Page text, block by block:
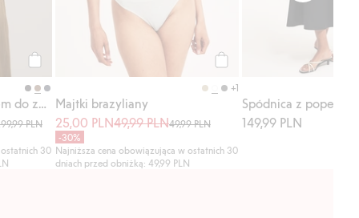
Kup
Sukienka lniana z paskiem do zawiązywania
PLN
30
+1
Majtki brazyliany
25,00 PLN49,99 PLN49,99 PLN
-30%
Najniższa cena obowiązująca w ostatnich 30
dniach przed obniżką: 49,99 PLN
149,99 PLN